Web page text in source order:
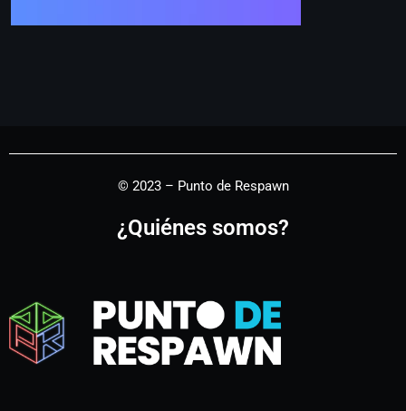
© 2023 – Punto de Respawn
¿Quiénes somos?